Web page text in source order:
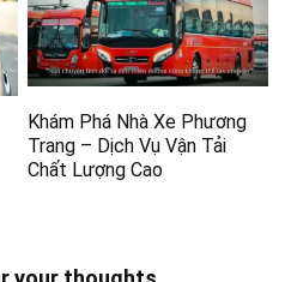
Khám Phá Nhà Xe Phương
Trang – Dịch Vụ Vận Tải
Chất Lượng Cao